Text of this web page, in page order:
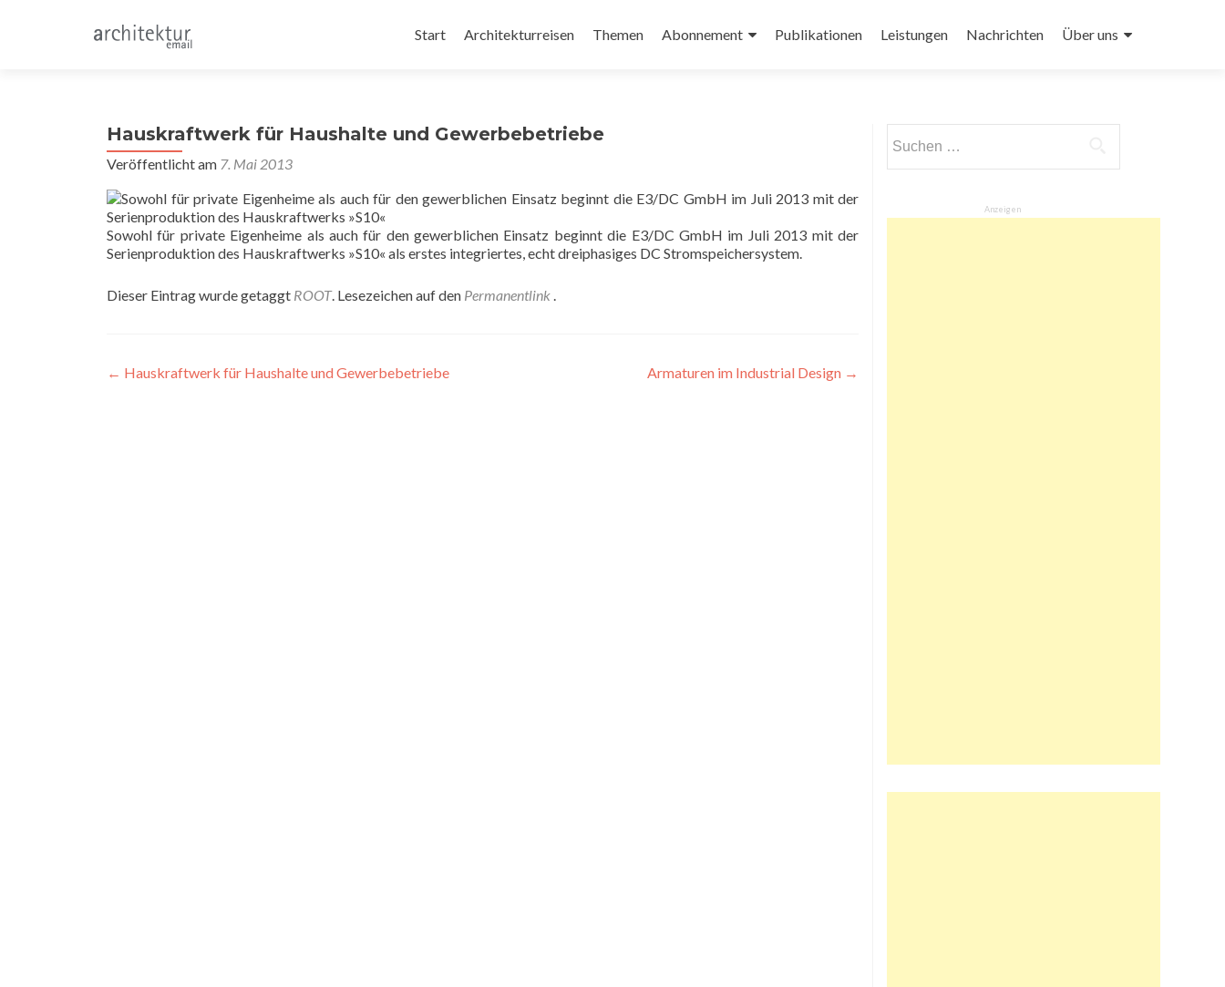
Inhalt
Start Architekturreisen Themen Abonnement Publikationen Leistungen Nachrichten Über uns
Hauskraftwerk für Haushalte und Gewerbebetriebe
Veröffentlicht am 7. Mai 2013
Sowohl für private Eigenheime als auch für den gewerblichen Einsatz beginnt die E3/DC GmbH im Juli 2013 mit der
Serienproduktion des Hauskraftwerks »S10« als erstes integriertes, echt dreiphasiges DC Stromspeichersystem.
Dieser Eintrag wurde getaggt ROOT. Lesezeichen auf den Permanentlink .
Beitragsnavigation
← Hauskraftwerk für Haushalte und Gewerbebetriebe Armaturen im Industrial Design →
nach:
Anzeigen